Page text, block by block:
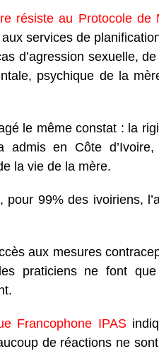
résiste au Protocole
services de
d’agression sexuelle,
psychique de la
le même constat : la
en Côte d’Ivoire,
la vie de la mère.
99% des ivoiriens,
aux mesures
praticiens ne font
Francophone IPAS
de réactions ne